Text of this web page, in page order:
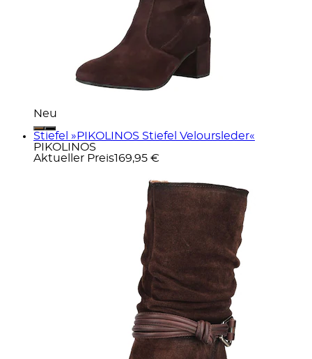
Neu
Stiefel »PIKOLINOS Stiefel Veloursleder«
PIKOLINOS
Aktueller Preis169,95 €